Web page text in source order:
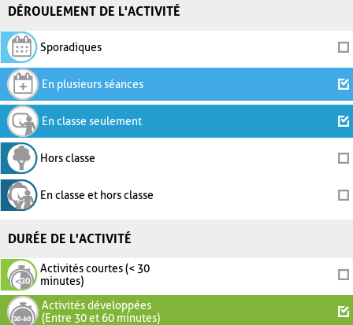
DÉROULEMENT DE L'ACTIVITÉ
Sporadiques
En plusieurs séances
En classe seulement
Hors classe
En classe et hors classe
DURÉE DE L'ACTIVITÉ
Activités courtes (< 30
minutes)
Activités développées
(Entre 30 et 60 minutes)